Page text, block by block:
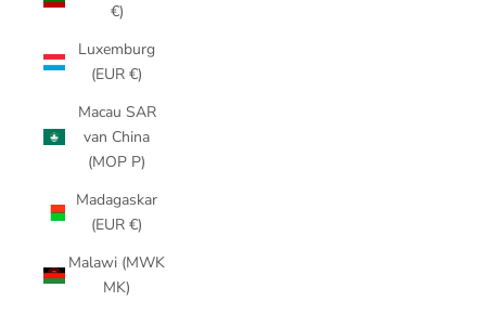
€)
Luxemburg
(EUR €)
Macau SAR
van China
(MOP P)
Madagaskar
(EUR €)
Malawi (MWK
MK)